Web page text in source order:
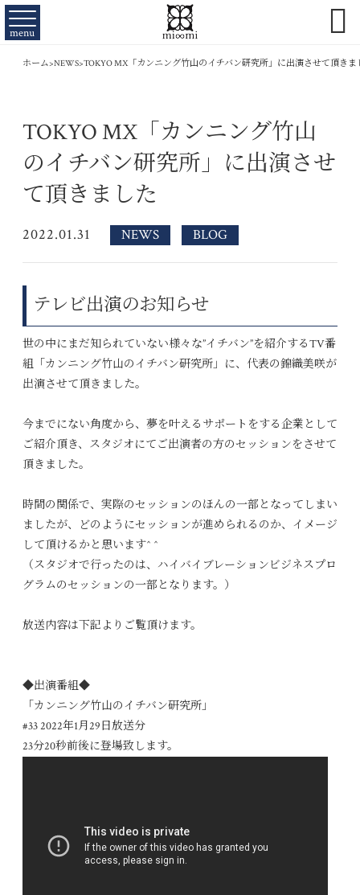
menu 
ホーム>NEWS>TOKYO MX「カンニング竹山のイチバン研究所」に出演させて頂きま
TOKYO MX「カンニング竹山
のイチバン研究所」に出演させ
て頂きました
2022.01.31 NEWS BLOG
テレビ出演のお知らせ
世の中にまだ知られていない様々な”イチバン”を紹介するTV番
組「カンニング竹山のイチバン研究所」に、代表の錦織美咲が
出演させて頂きました。
今までにない角度から、夢を叶えるサポートをする企業として
ご紹介頂き、 スタジオにてご出演者の方のセッションをさせて
頂きました。
時間の関係で、実際のセッションのほんの一部となってしまい
ましたが、どのようにセッションが進められるのか、イメージ
して頂けるかと思います^ ^
（スタジオで行ったのは、ハイバイブレーションビジネスプロ
グラムのセッションの一部となります。）
放送内容は下記よりご覧頂けます。
◆出演番組◆
「カンニング竹山のイチバン研究所」
#33 2022年1月29 日放送分
23分20秒前後に登場致します。